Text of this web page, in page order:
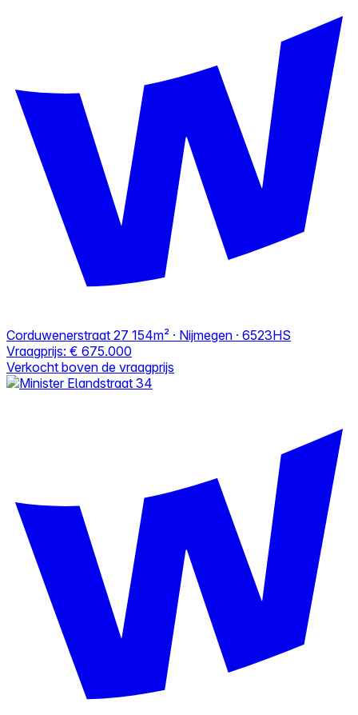
Corduwenerstraat 27 154m² · Nijmegen · 6523HS
Vraagprijs: € 675.000
Verkocht boven de vraagprijs